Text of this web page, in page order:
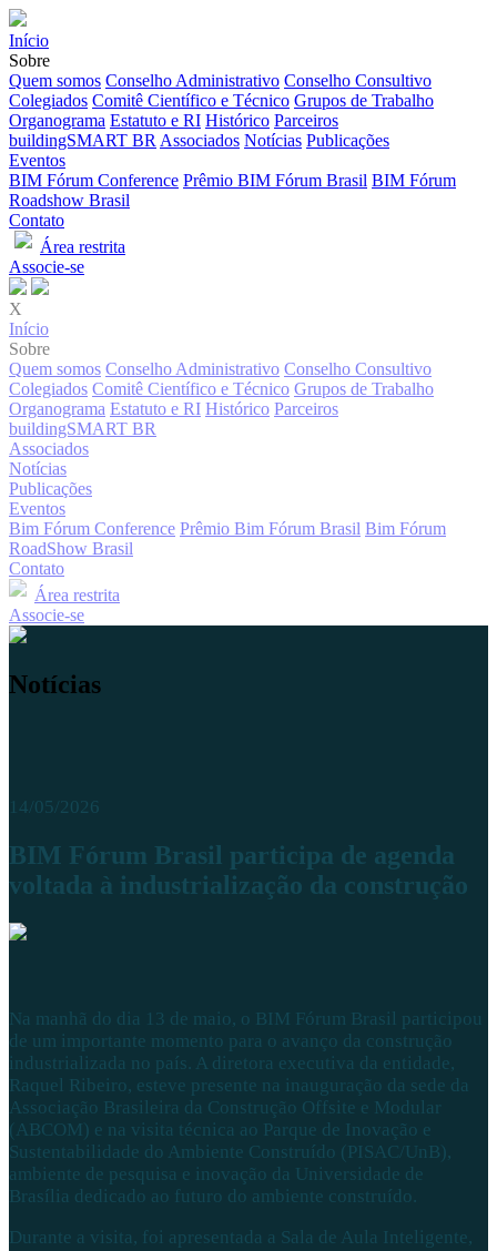
Início
Sobre
Quem somos Conselho Administrativo Conselho Consultivo
Colegiados Comitê Científico e Técnico Grupos de Trabalho
Organograma Estatuto e RI Histórico Parceiros
buildingSMART BR Associados Notícias Publicações
Eventos
BIM Fórum Conference Prêmio BIM Fórum Brasil BIM Fórum
Roadshow Brasil
Contato
Área restrita
Associe-se
X
Início
Sobre
Quem somos Conselho Administrativo Conselho Consultivo
Colegiados Comitê Científico e Técnico Grupos de Trabalho
Organograma Estatuto e RI Histórico Parceiros
buildingSMART BR
Associados
Notícias
Publicações
Eventos
Bim Fórum Conference Prêmio Bim Fórum Brasil Bim Fórum
RoadShow Brasil
Contato
Área restrita
Associe-se
Notícias
14/05/2026
BIM Fórum Brasil participa de agenda
voltada à industrialização da construção
Na manhã do dia 13 de maio, o BIM Fórum Brasil participou
de um importante momento para o avanço da construção
industrializada no país. A diretora executiva da entidade,
Raquel Ribeiro, esteve presente na inauguração da sede da
Associação Brasileira da Construção Offsite e Modular
(ABCOM) e na visita técnica ao Parque de Inovação e
Sustentabilidade do Ambiente Construído (PISAC/UnB),
ambiente de pesquisa e inovação da Universidade de
Brasília dedicado ao futuro do ambiente construído.
Durante a visita, foi apresentada a Sala de Aula Inteligente,